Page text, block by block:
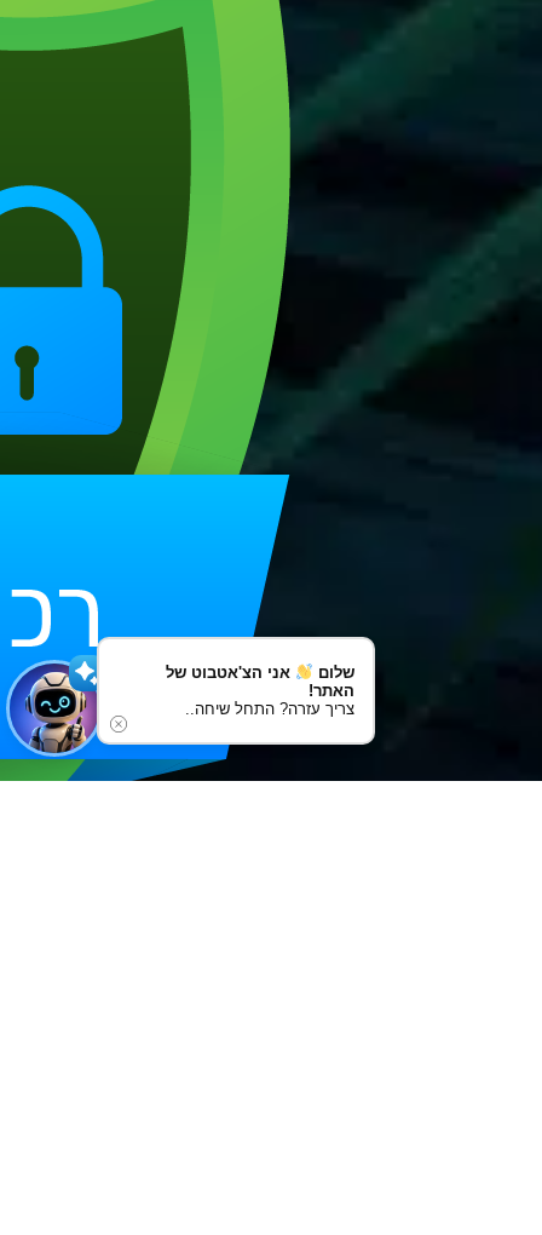
שלום
אני הצ'אטבוט של
האתר!
צריך עזרה? התחל שיחה..